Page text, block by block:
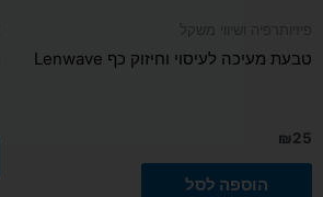
טבעת מעיכה לעיסוי וחיזוק כף Lenwave
₪25
הוספה לסל